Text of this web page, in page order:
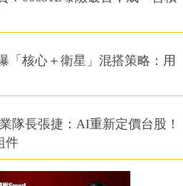
「核心＋衛星」混搭策略：用
隊長張捷：AI重新定價台股！
件